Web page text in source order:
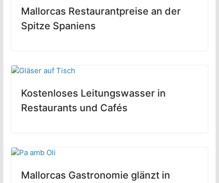
Mallorcas Restaurantpreise an der
Spitze Spaniens
Kostenloses Leitungswasser in
Restaurants und Cafés
Mallorcas Gastronomie glänzt in